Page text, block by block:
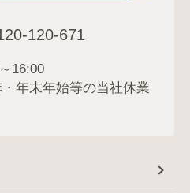
120-671
16:00
・年末年始等の当社休業